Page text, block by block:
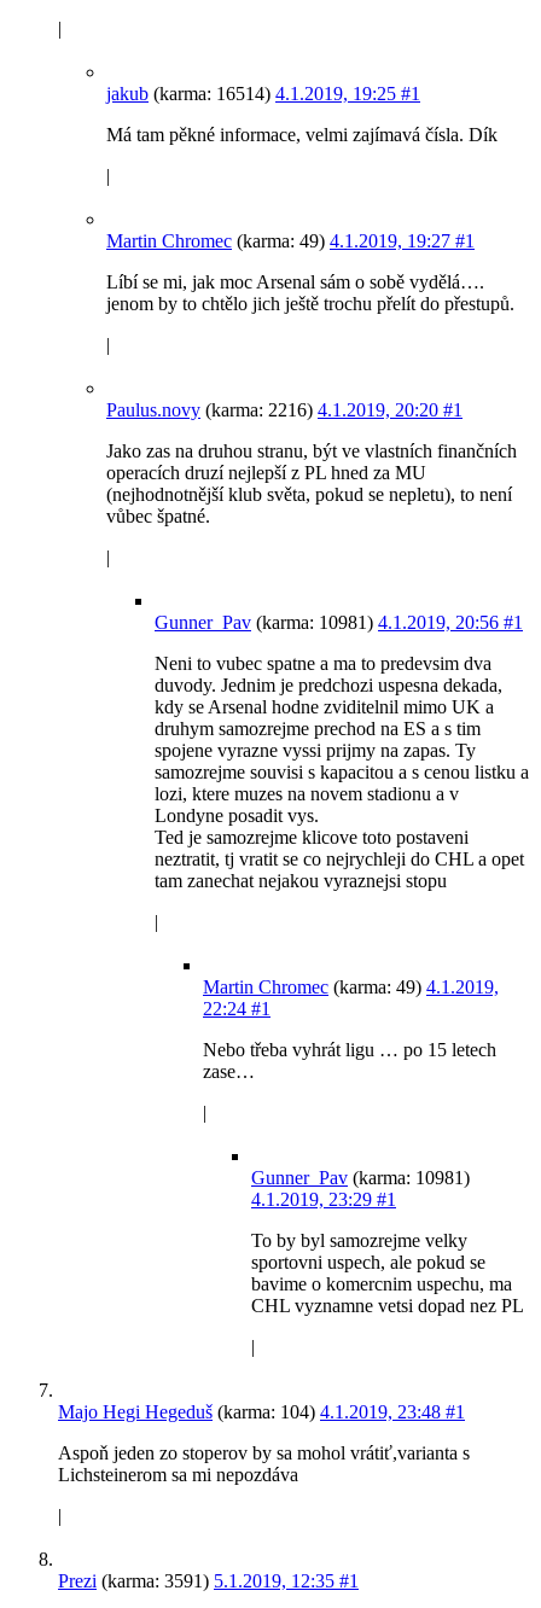
|
jakub (karma: 16514) 4.1.2019, 19:25 #1
Má tam pěkné informace, velmi zajímavá čísla. Dík
|
Martin Chromec (karma: 49) 4.1.2019, 19:27 #1
Líbí se mi, jak moc Arsenal sám o sobě vydělá….
jenom by to chtělo jich ještě trochu přelít do přestupů.
|
Paulus.novy (karma: 2216) 4.1.2019, 20:20 #1
Jako zas na druhou stranu, být ve vlastních finančních
operacích druzí nejlepší z PL hned za MU
(nejhodnotnější klub světa, pokud se nepletu), to není
vůbec špatné.
|
Gunner_Pav (karma: 10981) 4.1.2019, 20:56 #1
Neni to vubec spatne a ma to predevsim dva
duvody. Jednim je predchozi uspesna dekada,
kdy se Arsenal hodne zviditelnil mimo UK a
druhym samozrejme prechod na ES a s tim
spojene vyrazne vyssi prijmy na zapas. Ty
samozrejme souvisi s kapacitou a s cenou listku a
lozi, ktere muzes na novem stadionu a v
Londyne posadit vys.
Ted je samozrejme klicove toto postaveni
neztratit, tj vratit se co nejrychleji do CHL a opet
tam zanechat nejakou vyraznejsi stopu
|
Martin Chromec (karma: 49) 4.1.2019,
22:24 #1
Nebo třeba vyhrát ligu … po 15 letech
zase…
|
Gunner_Pav (karma: 10981)
4.1.2019, 23:29 #1
To by byl samozrejme velky
sportovni uspech, ale pokud se
bavime o komercnim uspechu, ma
CHL vyznamne vetsi dopad nez PL
|
Majo Hegi Hegeduš (karma: 104) 4.1.2019, 23:48 #1
Aspoň jeden zo stoperov by sa mohol vrátiť,varianta s
Lichsteinerom sa mi nepozdáva
|
Prezi (karma: 3591) 5.1.2019, 12:35 #1